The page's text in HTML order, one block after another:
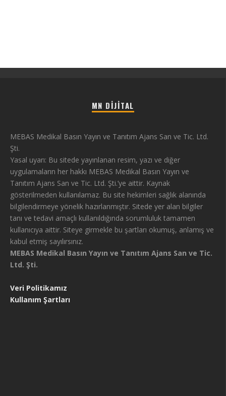
MN DIJITAL
MEBAS Medikal Basın Yayın ve Tanıtım Ajans San ve Tic. Ltd.
Şti.
Yasal uyarı: Bu sitede yayınlanan resim, yazı ve diğer
uygulamaların her hakkı MEBAS Medikal Basın Yayın ve
Tanıtım Ajans San ve Tic. Ltd. Şti.’ye aittir. Kaynak
gösterilmeden kullanılamaz. Bu site hekimleri sağlık alanında
bilgilendirmeye yönelik hazırlanmıştır. Sitede yer alan bilgiler
tanı ve tedavi amaçlı kullanıldığında sorumluluk tamamen
kullanıcıya aittir. Siteye girmekle bu şartları okumuş, anlamış ve
kabul etmiş sayılırsınız.
MEBAS Medikal Basın Yayın ve Tanıtım Ajans San ve Tic.
Ltd. Şti.
Veri Politikamız
Kullanım Şartları